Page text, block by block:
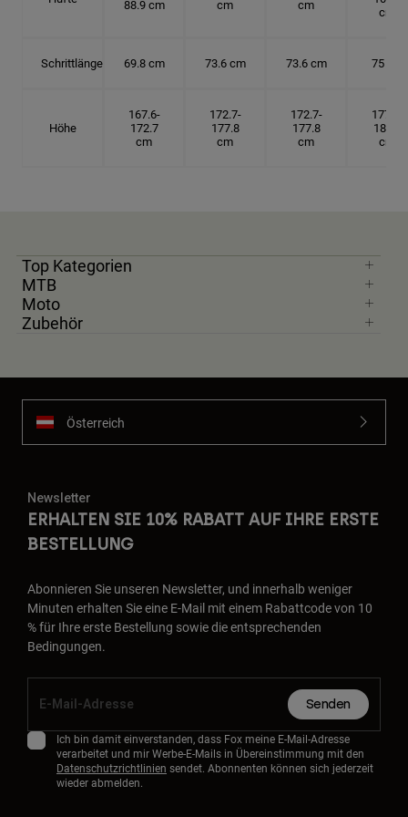
88.9 cm
cm
cm
cm
Schrittlänge 69.8 cm 73.6 cm 73.6 cm 75 cm
Höhe
167.6-
172.7
cm
172.7-
177.8
cm
172.7-
177.8
cm
177.8-
182.9
cm
Top Kategorien
MTB
Moto
Zubehör
Österreich
Newsletter
ERHALTEN SIE 10% RABATT AUF IHRE ERSTE
BESTELLUNG
Abonnieren Sie unseren Newsletter, und innerhalb weniger
Minuten erhalten Sie eine E-Mail mit einem Rabattcode von 10
% für Ihre erste Bestellung sowie die entsprechenden
Bedingungen.
Senden
Ich bin damit einverstanden, dass Fox meine E-Mail-Adresse
verarbeitet und mir Werbe-E-Mails in Übereinstimmung mit den
Datenschutzrichtlinien sendet. Abonnenten können sich jederzeit
wieder abmelden.